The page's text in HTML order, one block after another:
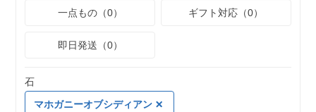
一点もの（0）
ギフト対応（0）
即日発送（0）
石
マホガニーオブシディアン